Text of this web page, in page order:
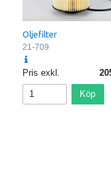
Oljefilter
21-709
Pris exkl.
Köp